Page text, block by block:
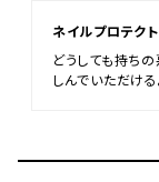
ネイルプロテク
どうしても持ち
しんでいただけ